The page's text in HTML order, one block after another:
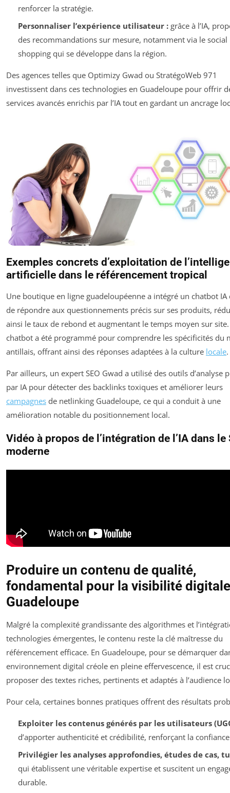
renforcer la stratégie.
Personnaliser l’expérience utilisateur :grâce à l’IA,
des recommandations sur mesure, notamment via le social
shopping qui se développe dans la région.
Des agences telles que Optimizy Gwad ou StratégoWeb 971
investissent dans ces technologies en Guadeloupe pour offrir
services avancés enrichis par l’IA tout en gardant un ancrage
Exemples concrets d’exploitation de
artificielle dans le référencement tropical
Une boutique en ligne guadeloupéenne a intégré un chatbot IA
de répondre aux questionnements précis sur ses produits,
ainsi le taux de rebond et augmentant le temps moyen sur site.
chatbot a été programmé pour comprendre les spécificités du
antillais, offrant ainsi des réponses adaptées à la culture locale.
Par ailleurs, un expert SEO Gwad a utilisé des outils d’analyse
par IA pour détecter des backlinks toxiques et améliorer leurs
campagnes de netlinking Guadeloupe, ce qui a conduit à une
amélioration notable du positionnement local.
Vidéo à propos de l’intégration de l’IA dans le
moderne
Produire un contenu de qualité,
fondamental pour la visibilité
Guadeloupe
Malgré la complexité grandissante des algorithmes et
technologies émergentes, le contenu reste la clé maîtresse du
référencement efficace. En Guadeloupe, pour se démarquer
environnement digital créole en pleine effervescence, il est
proposer des textes riches, pertinents et adaptés à l’audience
Pour cela, certaines bonnes pratiques offrent des résultats
Exploiter les contenus générés par les utilisateurs
d’apporter authenticité et crédibilité, renforçant la
Privilégier les analyses approfondies, études de cas,
qui établissent une véritable expertise et suscitent un
durable.